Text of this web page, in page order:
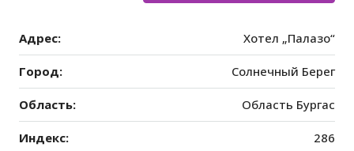
Адрес: Хотел „Палазо“
Город: Солнечный Берег
Область: Область Бургас
Индекс: 286